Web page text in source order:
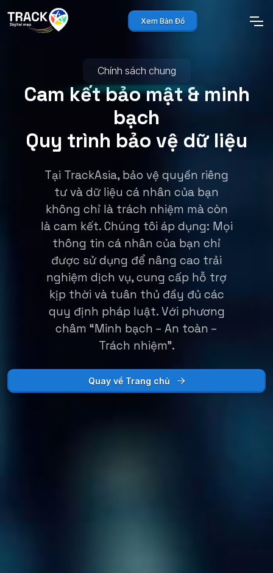
Xem Bản Đồ
Chính sách chung
Cam kết bảo mật & minh
bạch
Quy trình bảo vệ dữ liệu
Tại TrackAsia, bảo vệ quyền riêng
tư và dữ liệu cá nhân của bạn
không chỉ là trách nhiệm mà còn
là cam kết. Chúng tôi áp dụng: Mọi
thông tin cá nhân của bạn chỉ
được sử dụng để nâng cao trải
nghiệm dịch vụ, cung cấp hỗ trợ
kịp thời và tuân thủ đầy đủ các
quy định pháp luật. Với phương
châm “Minh bạch – An toàn –
Trách nhiệm”.
Quay về Trang chủ